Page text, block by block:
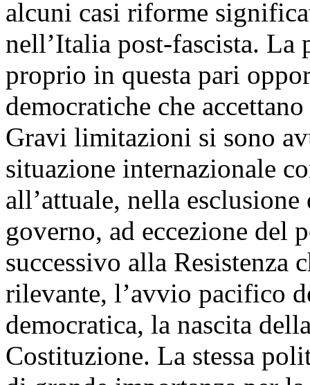
alcuni casi riforme
nell’Italia post-fascista. La
proprio in questa pari
democratiche che
Gravi limitazioni si sono
situazione internazionale
all’attuale, nella
governo, ad eccezione del
successivo alla Resistenza
rilevante, l’avvio pacifico
democratica, la nascita
Costituzione. La stessa